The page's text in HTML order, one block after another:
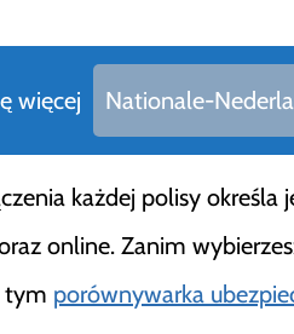
więcej Nationale-
każdej polisy
online. Zanim
tym porównywarka